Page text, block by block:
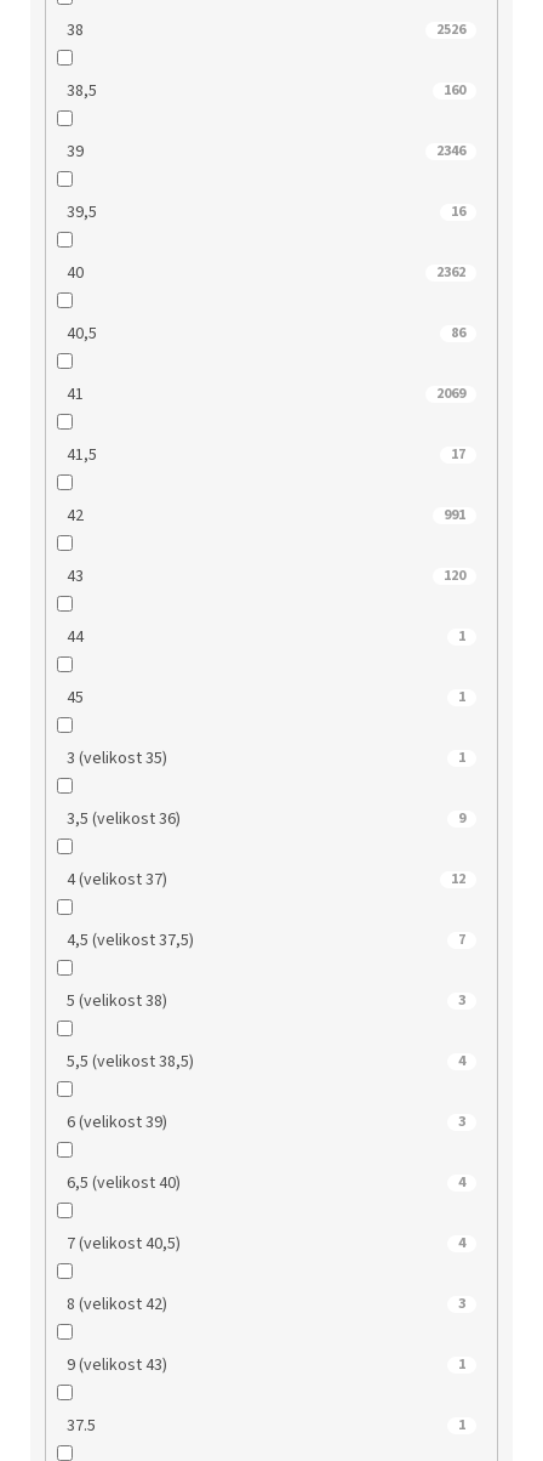
38 2526
38,5 160
39 2346
39,5 16
40 2362
40,5 86
41 2069
41,5 17
42 991
43 120
44 1
45 1
3 (velikost 35) 1
3,5 (velikost 36) 9
4 (velikost 37) 12
4,5 (velikost 37,5) 7
5 (velikost 38) 3
5,5 (velikost 38,5) 4
6 (velikost 39) 3
6,5 (velikost 40) 4
7 (velikost 40,5) 4
8 (velikost 42) 3
9 (velikost 43) 1
37.5 1